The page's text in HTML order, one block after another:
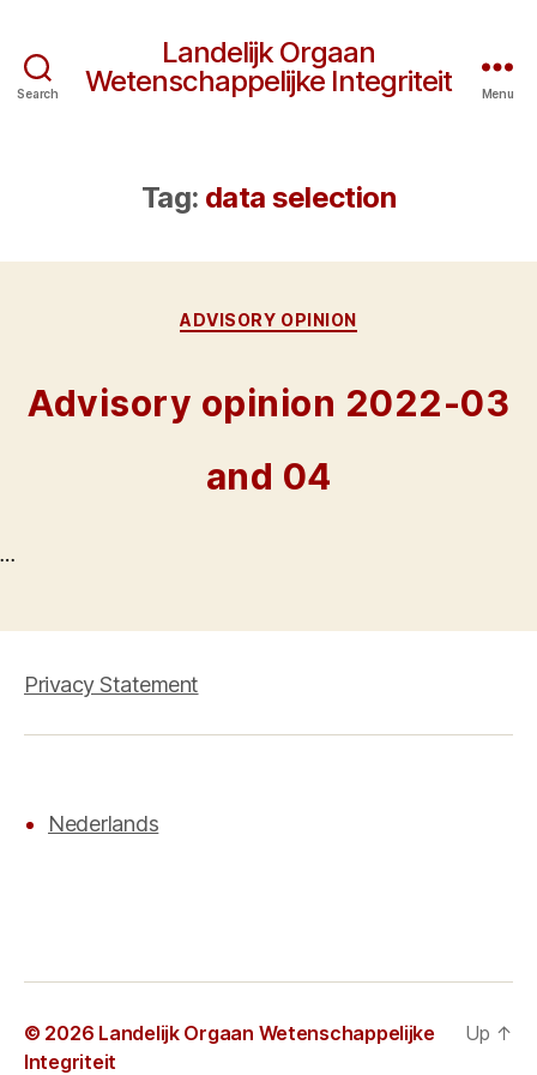
Search
Landelijk Orgaan
Wetenschappelijke Integriteit
Menu
Tag: data selection
Categories
ADVISORY OPINION
Advisory opinion 2022-03
and 04
…
Privacy Statement
Nederlands
© 2026 Landelijk Orgaan Wetenschappelijke
Integriteit
Up ↑